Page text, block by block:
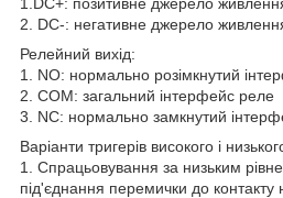
2. DC-: негативне джерело
Релейний вихід:
1. NO: нормально розімкнутий
2. COM: загальний інтерфейс реле
3. NC: нормально замкнутий
Варіанти тригерів високого і
1. Спрацьовування за низьким
під'єднання перемички до контакту